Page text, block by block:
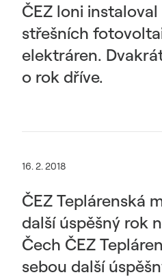
ČEZ loni
střešních
elektráren.
o rok dříve.
16. 2. 2018
ČEZ Teplárenská
další úspěšný rok
Čech ČEZ
sebou další